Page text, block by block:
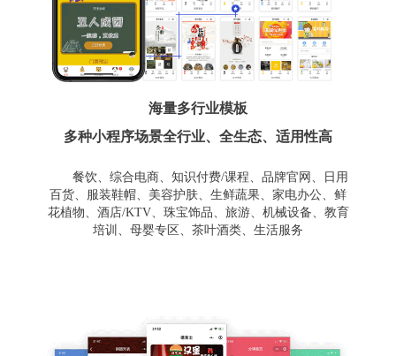
海量多行业模板
多种小程序场景全行业、全生态、适用性高
餐饮、综合电商、知识付费/课程、品牌官网、日用
百货、服装鞋帽、美容护肤、生鲜蔬果、家电办公、鲜
花植物、酒店/KTV、珠宝饰品、旅游、机械设备、教育
培训、母婴专区、茶叶酒类、生活服务